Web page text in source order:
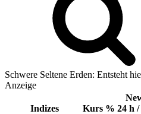
Schwere Seltene Erden: Entsteht
Anzeige
Indizes Kurs % 24 h